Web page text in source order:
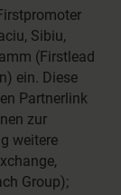
Sibiu,
(Firstlead
ein. Diese
Partnerlink
zur
weitere
Group);